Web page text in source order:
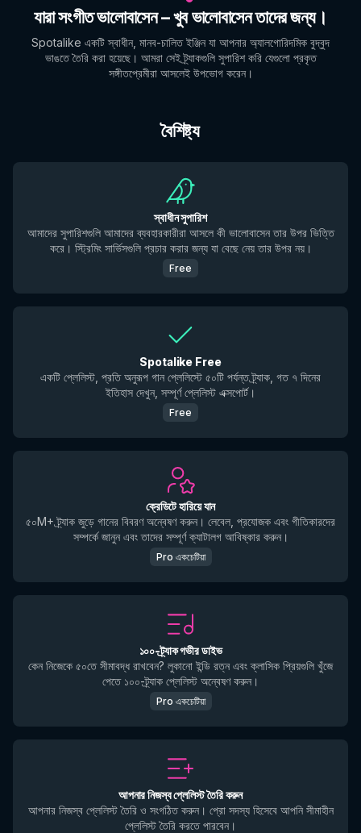
যারা সংগীত ভালোবাসেন – খুব ভালোবাসেন তাদের জন্য।
Spotalike একটি স্বাধীন, মানব-চালিত ইঞ্জিন যা আপনার অ্যালগোরিদমিক বুদ্বুদ
ভাঙতে তৈরি করা হয়েছে। আমরা সেই ট্র্যাকগুলি সুপারিশ করি যেগুলো প্রকৃত
সঙ্গীতপ্রেমীরা আসলেই উপভোগ করেন।
বৈশিষ্ট্য
স্বাধীন সুপারিশ
আমাদের সুপারিশগুলি আমাদের ব্যবহারকারীরা আসলে কী ভালোবাসেন তার উপর ভিত্তি
করে। স্ট্রিমিং সার্ভিসগুলি প্রচার করার জন্য যা বেছে নেয় তার উপর নয়।
Free
Spotalike Free
একটি প্লেলিস্ট, প্রতি অনুরূপ গান প্লেলিস্টে ৫০টি পর্যন্ত ট্র্যাক, গত ৭ দিনের
ইতিহাস দেখুন, সম্পূর্ণ প্লেলিস্ট এক্সপোর্ট।
Free
ক্রেডিটে হারিয়ে যান
৫০M+ ট্র্যাক জুড়ে গানের বিবরণ অন্বেষণ করুন। লেবেল, প্রযোজক এবং গীতিকারদের
সম্পর্কে জানুন এবং তাদের সম্পূর্ণ ক্যাটালগ আবিষ্কার করুন।
Pro একচেটিয়া
১০০-ট্র্যাক গভীর ডাইভ
কেন নিজেকে ৫০তে সীমাবদ্ধ রাখবেন? লুকানো ইন্ডি রত্ন এবং ক্লাসিক প্রিয়গুলি খুঁজে
পেতে ১০০-ট্র্যাক প্লেলিস্ট অন্বেষণ করুন।
Pro একচেটিয়া
আপনার নিজস্ব প্লেলিস্ট তৈরি করুন
আপনার নিজস্ব প্লেলিস্ট তৈরি ও সংগঠিত করুন। প্রো সদস্য হিসেবে আপনি সীমাহীন
প্লেলিস্ট তৈরি করতে পারবেন।